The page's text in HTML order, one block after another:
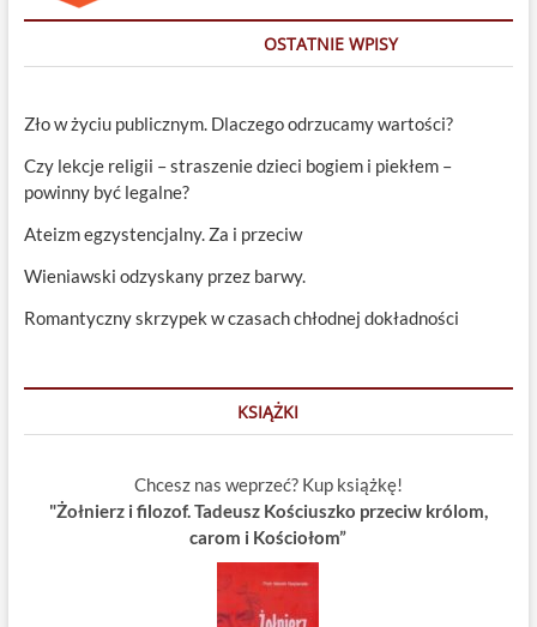
OSTATNIE WPISY
Zło w życiu publicznym. Dlaczego odrzucamy wartości?
Czy lekcje religii – straszenie dzieci bogiem i piekłem –
powinny być legalne?
Ateizm egzystencjalny. Za i przeciw
Wieniawski odzyskany przez barwy.
Romantyczny skrzypek w czasach chłodnej dokładności
KSIĄŻKI
Chcesz nas weprzeć? Kup książkę!
"Żołnierz i filozof. Tadeusz Kościuszko przeciw królom,
carom i Kościołom”